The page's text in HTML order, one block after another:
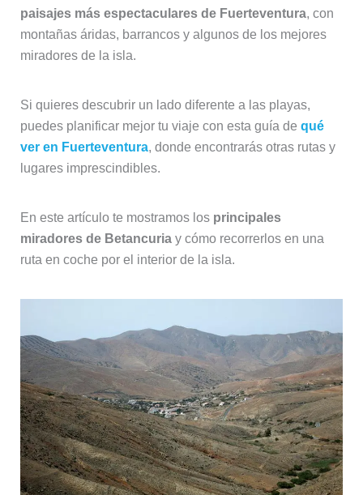
paisajes más espectaculares de Fuerteventura, con
montañas áridas, barrancos y algunos de los mejores
miradores de la isla.
Si quieres descubrir un lado diferente a las playas,
puedes planificar mejor tu viaje con esta guía de qué
ver en Fuerteventura, donde encontrarás otras rutas y
lugares imprescindibles.
En este artículo te mostramos los principales
miradores de Betancuriay cómo recorrerlos en una
ruta en coche por el interior de la isla.